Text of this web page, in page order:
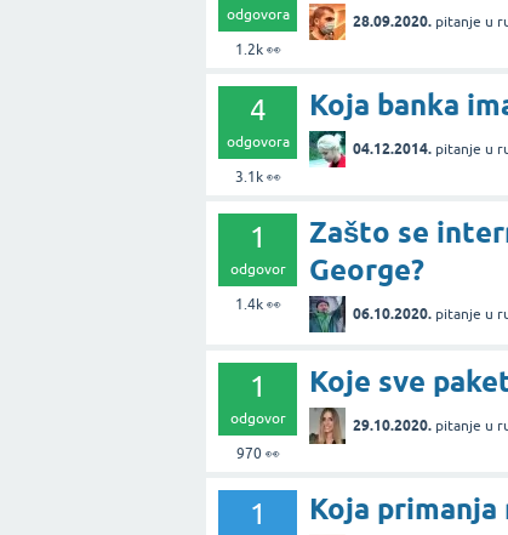
odgovora
1.2k👀
28.09.2020. pitanje u
4
odgovora
3.1k👀
Koja banka
04.12.2014. pitanje u
1
odgovor
1.4k👀
Zašto se
George?
06.10.2020. pitanje u
1
odgovor
970👀
Koje sve
29.10.2020. pitanje u
1 Koja primanja